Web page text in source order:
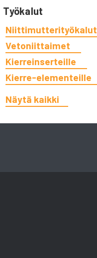
Työkalut
Niittimutterityökalut
Vetoniittaimet
Kierreinserteille
Kierre-elementeille
Näytä kaikki